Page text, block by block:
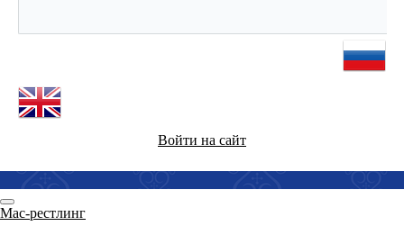
Войти на сайт
Мас-рестлинг